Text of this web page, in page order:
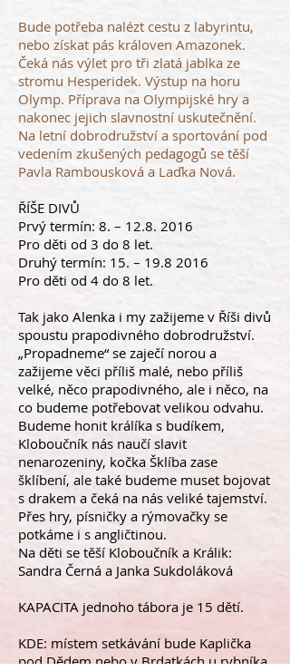
Bude potřeba nalézt cestu z labyrintu,
nebo získat pás královen Amazonek.
Čeká nás výlet pro tři zlatá jablka ze
stromu Hesperidek. Výstup na horu
Olymp. Příprava na Olympijské hry a
nakonec jejich slavnostní uskutečnění.
Na letní dobrodružství a sportování pod
vedením zkušených pedagogů se těší
Pavla Rambousková a Laďka Nová.
ŘÍŠE DIVŮ
Prvý termín: 8. – 12.8. 2016
Pro děti od 3 do 8 let.
Druhý termín: 15. – 19.8 2016
Pro děti od 4 do 8 let.
Tak jako Alenka i my zažijeme v Říši divů
spoustu prapodivného dobrodružství.
„Propadneme“ se zaječí norou a
zažijeme věci příliš malé, nebo příliš
velké, něco prapodivného, ale i něco, na
co budeme potřebovat velikou odvahu.
Budeme honit králíka s budíkem,
Kloboučník nás naučí slavit
nenarozeniny, kočka Šklíba zase
šklíbení, ale také budeme muset bojovat
s drakem a čeká na nás veliké tajemství.
Přes hry, písničky a rýmovačky se
potkáme i s angličtinou.
Na děti se těší Kloboučník a Králik:
Sandra Černá a Janka Sukdoláková
KAPACITA jednoho tábora je 15 dětí.
KDE: místem setkávání bude Kaplička
pod Dědem nebo v Brdatkách u rybníka.